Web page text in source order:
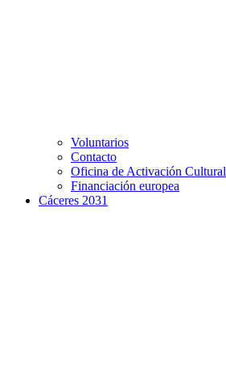
Voluntarios
Contacto
Oficina de Activación Cultural
Financiación europea
Cáceres 2031